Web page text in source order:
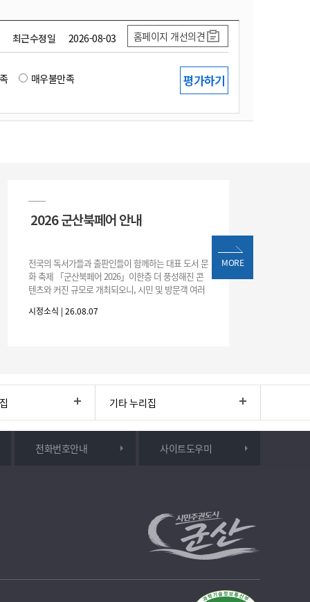
최근수정일 2026-08-03 홈페이지 개선의견
매우불만족
2026 군산북페어 안내
전국의 독서가들과 출판인들이 함께하는 대표 도서 문
화 축제 「군산북페어 2026」이한층 더 풍성해진 콘
텐츠와 커진 규모로 개최되오니, 시민 및 방문객 여러
간: 2026. 8. 28.
시정소식 | 26.08.07
MORE
기타 누리집
전화번호안내 사이트도우미